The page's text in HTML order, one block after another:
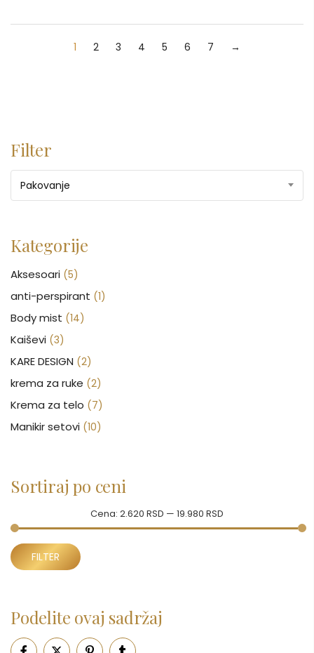
1 2 3 4 5 6 7 →
Filter
Pakovanje
Kategorije
Aksesoari (5)
anti-perspirant (1)
Body mist (14)
Kaiševi (3)
KARE DESIGN (2)
krema za ruke (2)
Krema za telo (7)
Manikir setovi (10)
Nega lica (88)
Neseseri
Novčanici (43)
Pepe Jeans Ranac (10)
Piling za telo (3)
Sortiraj po ceni
FILTER
Cena: 2.620 RSD — 19.980 RSD
Podelite ovaj sadržaj